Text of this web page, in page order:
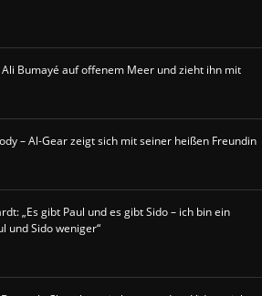
Bumayé auf offenem Meer und zieht ihn mit
– Al-Gear zeigt sich mit seiner heißen Freundin
„Es gibt Paul und es gibt Sido – ich bin ein
und Sido weniger“